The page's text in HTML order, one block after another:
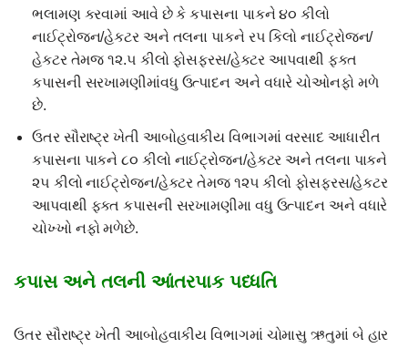
ભલામણ કરવામાં આવે છે કે કપાસના પાકને ૪૦ કીલો
નાઈટ્રોજન/હેકટર અને તલના પાકને ર૫ કિલો નાઈટ્રોજન/
હેકટર તેમજ ૧૨.૫ કીલો ફોસફરસ/હેકટર આપવાથી ફકત
કપાસની સરખામણીમાંવધુ ઉત્પાદન અને વધારે ચોઓનફો મળે
છે.
ઉતર સૌરાષ્ટ્ર ખેતી આબોહવાકીય વિભાગમાં વરસાદ આધારીત
કપાસના પાકને ૮૦ કીલો નાઈટ્રોજન/હેકટર અને તલના પાકને
૨૫ કીલો નાઈટ્રોજન/હેકટર તેમજ ૧૨૫ કીલો ફોસફરસ/હેકટર
આપવાથી ફક્ત કપાસની સરખામણીમા વધુ ઉત્પાદન અને વધારે
ચોખ્ખો નફો મળેછે.
કપાસ અને તલની આંતરપાક પધ્ધતિ
ઉતર સૌરાષ્ટ્ર ખેતી આબોહવાકીય વિભાગમાં ચોમાસુ ઋતુમાં બે હાર